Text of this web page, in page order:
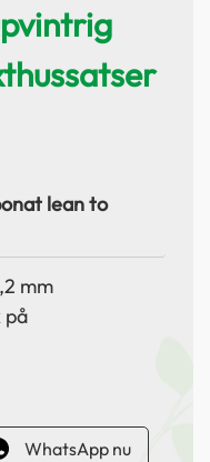
lean to
mm
på
WhatsApp nu